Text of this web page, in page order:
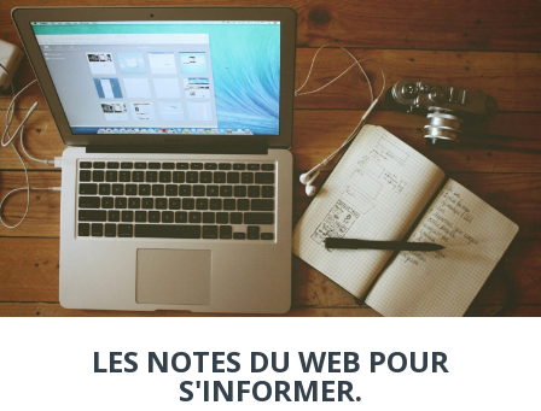
LES NOTES DU WEB POUR
S'INFORMER.